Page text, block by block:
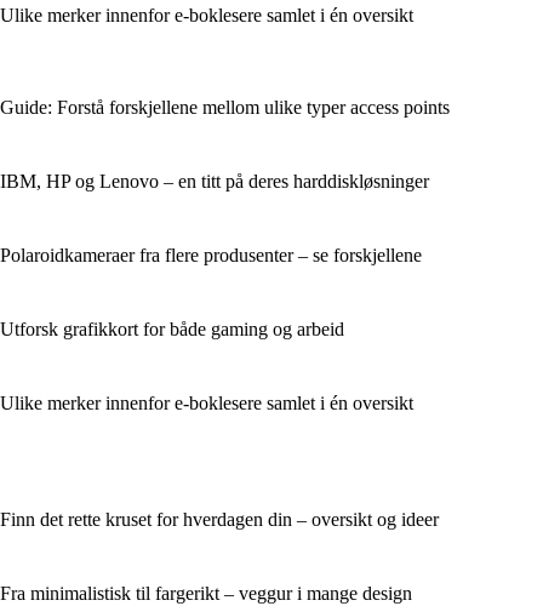
Ulike merker innenfor e-boklesere samlet i én oversikt
Guide: Forstå forskjellene mellom ulike typer access points
IBM, HP og Lenovo – en titt på deres harddiskløsninger
Polaroidkameraer fra flere produsenter – se forskjellene
Utforsk grafikkort for både gaming og arbeid
Ulike merker innenfor e-boklesere samlet i én oversikt
Finn det rette kruset for hverdagen din – oversikt og ideer
Fra minimalistisk til fargerikt – veggur i mange design